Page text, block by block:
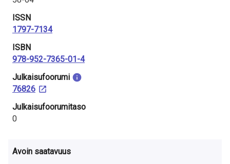
ISSN
1797-7134
ISBN
978-952-7365-01-4
Julkaisu­foorumi
76826
Julkaisufoorumitaso
0
Avoin saatavuus